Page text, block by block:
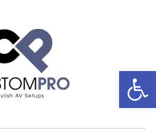
פתח סרגל נגישות